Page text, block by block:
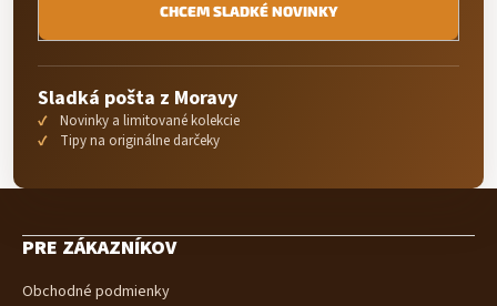
CHCEM SLADKÉ NOVINKY
Sladká pošta z Moravy
Novinky a limitované kolekcie
Tipy na originálne darčeky
PRE ZÁKAZNÍKOV
Obchodné podmienky